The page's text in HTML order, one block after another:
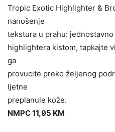
Tropic Exotic Highlighter &
nanošenje
tekstura u prahu:
highlightera kistom, tapkajte
ga
provucite preko željenog
ljetne
preplanule kože.
NMPC 11,95 KM